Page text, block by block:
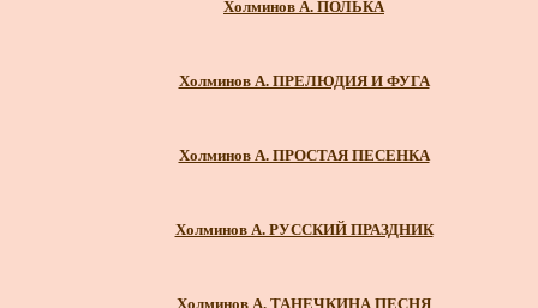
Холминов А. ПОЛЬКА
Холминов А. ПРЕЛЮДИЯ И ФУГА
Холминов А. ПРОСТАЯ ПЕСЕНКА
Холминов А. РУССКИЙ ПРАЗДНИК
Холминов А. ТАНЕЧКИНА ПЕСНЯ